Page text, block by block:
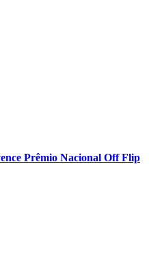
Prêmio Nacional Off Flip